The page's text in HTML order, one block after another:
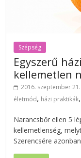
Szépség
Egyszerű
kellemetlen
2016. szeptember
életmód, házi praktikák,
Narancsbőr ellen 5
kellemetlenség,
Szerencsére